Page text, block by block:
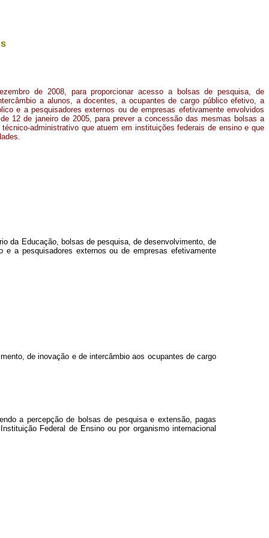
de 2008, para proporcionar acesso a bolsas de pesquisa, de
a alunos, a docentes, a ocupantes de cargo público efetivo, a
e a pesquisadores externos ou de empresas efetivamente envolvidos
12 de janeiro de 2005, para prever a concessão das mesmas bolsas a
administrativo que atuem em instituições federais de ensino e que
.
da Educação, bolsas de pesquisa, de desenvolvimento, de
a pesquisadores externos ou de empresas efetivamente
de inovação e de intercâmbio aos ocupantes de cargo
a percepção de bolsas de pesquisa e extensão, pagas
Federal de Ensino ou por organismo internacional